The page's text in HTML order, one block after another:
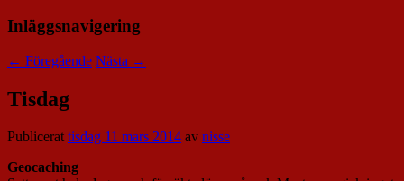
Inläggsnavigering
← Föregående Nästa →
Tisdag
Publicerattisdag 11 mars 2014 av nisse
Geocaching